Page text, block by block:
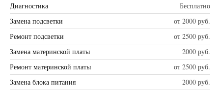
Диагностика
Бесплатно
Замена подсветки
от 2000 руб.
Ремонт подсветки
от 2500 руб.
Замена материнской платы
2000 руб.
Ремонт материнской платы
от 2500 руб.
Замена блока питания
2000 руб.